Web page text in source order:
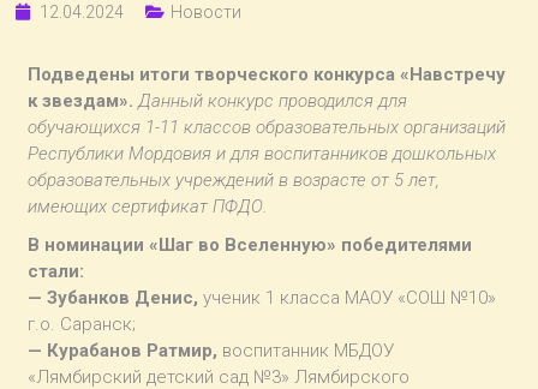
12.04.2024 Новости
Подведены итоги творческого конкурса «Навстречу
к звездам». Данный конкурс проводился для
обучающихся 1-11 классов образовательных организаций
Республики Мордовия и для воспитанников дошкольных
образовательных учреждений в возрасте от 5 лет,
имеющих сертификат ПФДО.
В номинации «Шаг во Вселенную» победителями
стали:
— Зубанков Денис, ученик 1 класса МАОУ «СОШ №10»
г.о. Саранск;
— Курабанов Ратмир, воспитанник МБДОУ
«Лямбирский детский сад №3» Лямбирского